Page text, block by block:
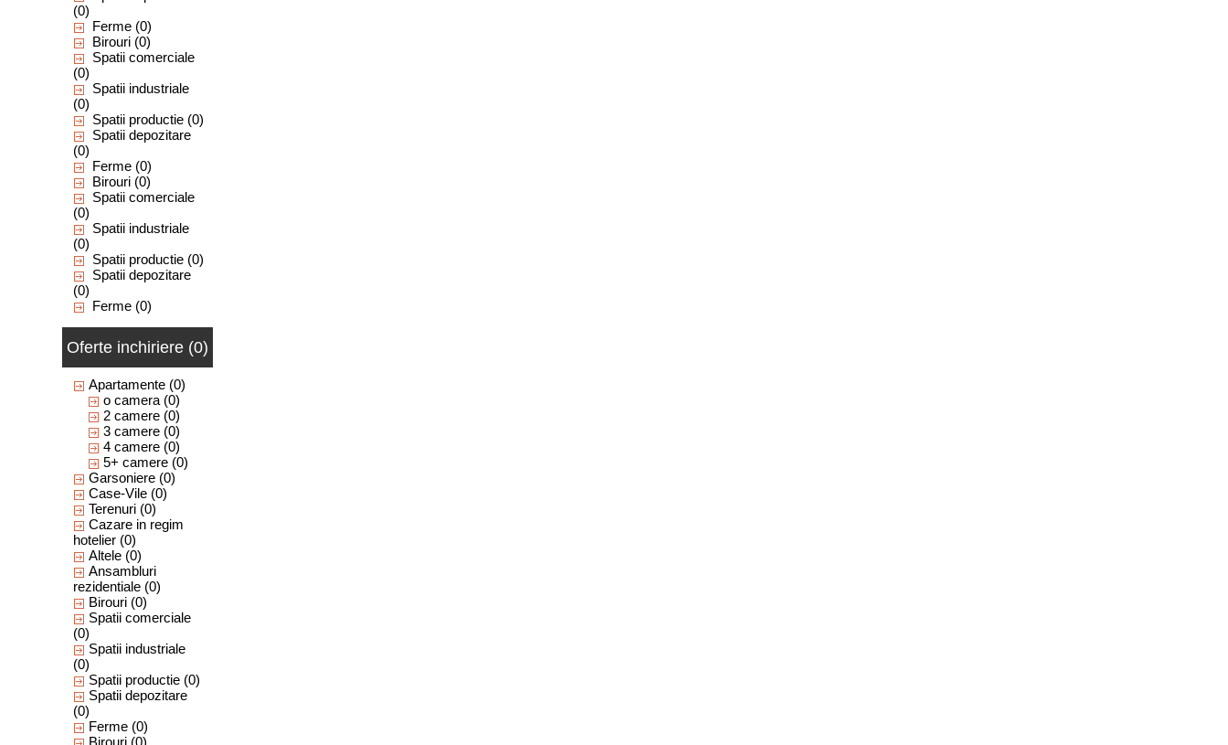
(0)
Ferme(0)
Birouri(0)
Spatii comerciale
(0)
Spatii industriale
(0)
Spatii productie(0)
Spatii depozitare
(0)
Ferme(0)
Birouri(0)
Spatii comerciale
(0)
Spatii industriale
(0)
Spatii productie(0)
Spatii depozitare
(0)
Ferme(0)
Oferte inchiriere (0)
Apartamente(0)
o camera(0)
2 camere(0)
3 camere(0)
4 camere(0)
5+ camere(0)
Garsoniere(0)
Case-Vile(0)
Terenuri(0)
Cazare in regim
hotelier(0)
Altele(0)
Ansambluri
rezidentiale(0)
Birouri(0)
Spatii comerciale
(0)
Spatii industriale
(0)
Spatii productie(0)
Spatii depozitare
(0)
Ferme(0)
Birouri(0)